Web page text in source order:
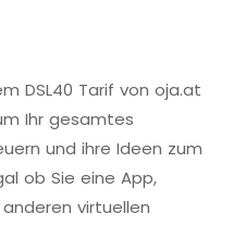
DSL40 Tarif von oja.at
Ihr gesamtes
und ihre Ideen zum
ob Sie eine App,
virtuellen